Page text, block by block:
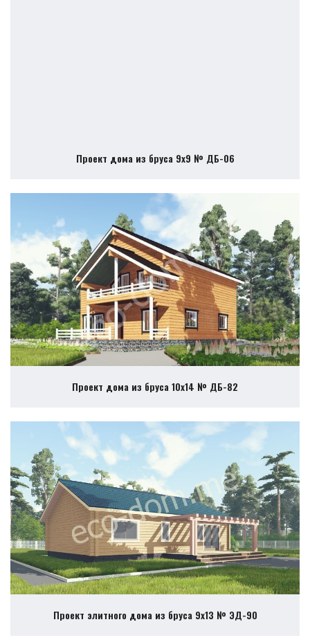
Проект дома из бруса 9х9 № ДБ-06
Проект дома из бруса 10х14 № ДБ-82
Проект элитного дома из бруса 9х13 № ЭД-90